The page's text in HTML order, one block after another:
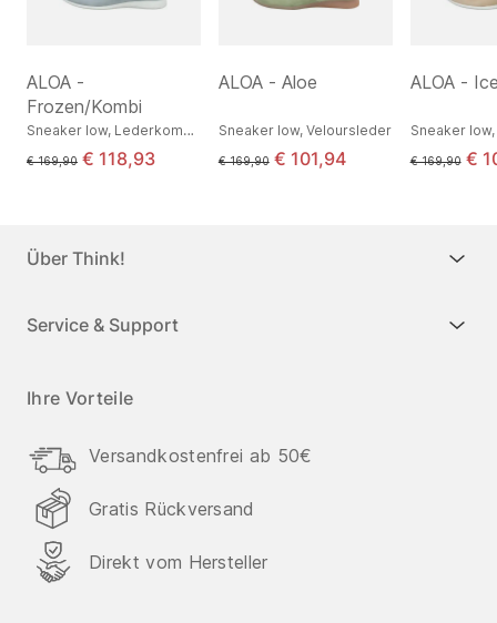
ALOA -
Frozen/Kombi
Sneaker low, Lederkombination
€ 169,90 € 118,93
ALOA - Aloe
Sneaker low, Veloursleder
€ 169,90 € 101,94
ALOA -
Sneaker
€ 169,90 €
Über Think!
Service & Support
Ihre Vorteile
Versandkostenfrei ab 50€
Gratis Rückversand
Direkt vom Hersteller